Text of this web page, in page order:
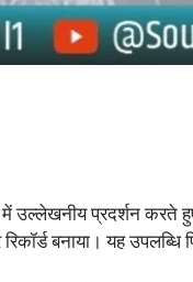
उल्लेखनीय प्रदर्शन
बनाया। यह